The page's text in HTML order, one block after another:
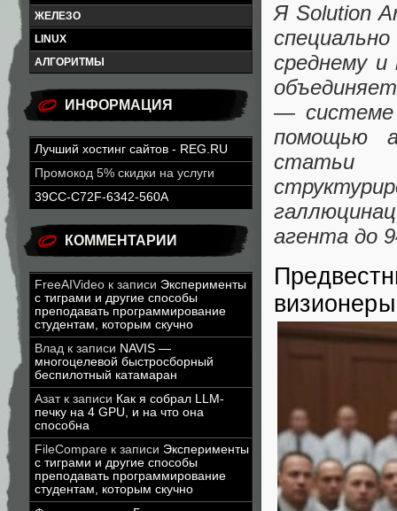
ЖЕЛЕЗО
LINUX
АЛГОРИТМЫ
ИНФОРМАЦИЯ
Лучший хостинг сайтов - REG.RU
Промокод 5% скидки на услуги
39CC-C72F-6342-560A
КОММЕНТАРИИ
FreeAIVideo к записи Эксперименты
с тиграми и другие способы
преподавать программирование
студентам, которым скучно
Влад к записи NAVIS —
многоцелевой быстросборный
беспилотный катамаран
Азатк записи Как я собрал LLM-
печку на 4 GPU, и на что она
способна
FileCompare к записи Эксперименты
с тиграми и другие способы
преподавать программирование
студентам, которым скучно
Я Solution
среднему
— системе
помощью
статьи
агента до